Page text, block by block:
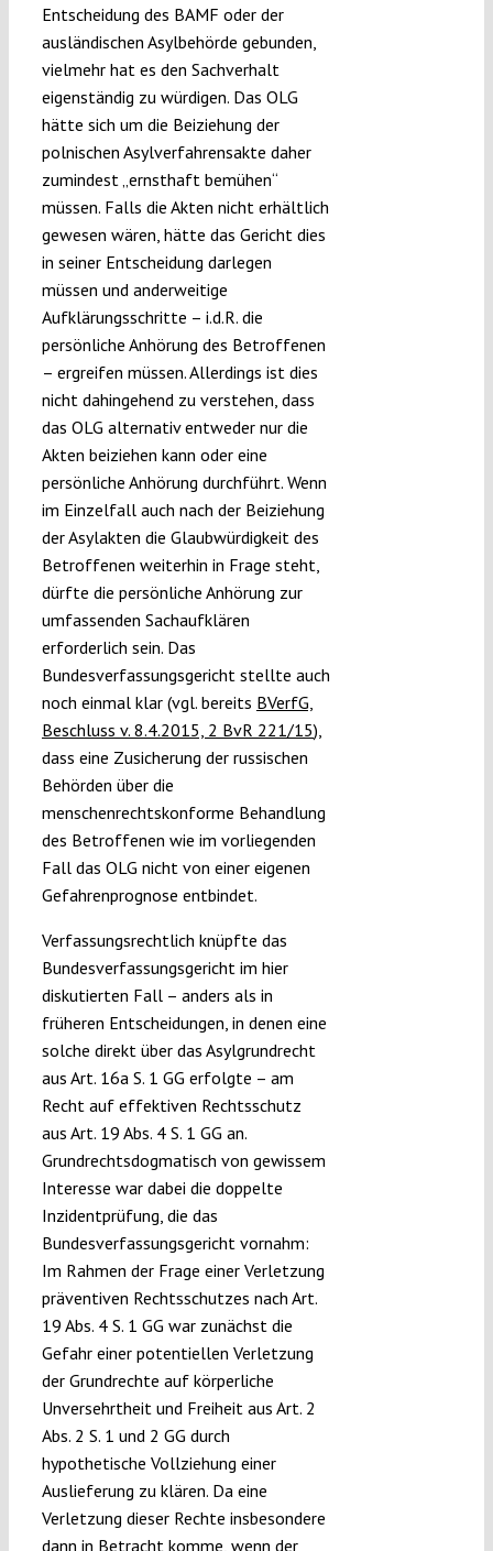
Entscheidung des BAMF oder der
ausländischen Asylbehörde gebunden,
vielmehr hat es den Sachverhalt
eigenständig zu würdigen. Das OLG
hätte sich um die Beiziehung der
polnischen Asylverfahrensakte daher
zumindest „ernsthaft bemühen“
müssen. Falls die Akten nicht erhältlich
gewesen wären, hätte das Gericht dies
in seiner Entscheidung darlegen
müssen und anderweitige
Aufklärungsschritte – i.d.R. die
persönliche Anhörung des Betroffenen
– ergreifen müssen. Allerdings ist dies
nicht dahingehend zu verstehen, dass
das OLG alternativ entweder nur die
Akten beiziehen kann oder eine
persönliche Anhörung durchführt. Wenn
im Einzelfall auch nach der Beiziehung
der Asylakten die Glaubwürdigkeit des
Betroffenen weiterhin in Frage steht,
dürfte die persönliche Anhörung zur
umfassenden Sachaufklären
erforderlich sein. Das
Bundesverfassungsgericht stellte auch
noch einmal klar (vgl. bereits BVerfG,
Beschluss v. 8.4.2015, 2 BvR 221/15),
dass eine Zusicherung der russischen
Behörden über die
menschenrechtskonforme Behandlung
des Betroffenen wie im vorliegenden
Fall das OLG nicht von einer eigenen
Gefahrenprognose entbindet.
Verfassungsrechtlich knüpfte das
Bundesverfassungsgericht im hier
diskutierten Fall – anders als in
früheren Entscheidungen, in denen eine
solche direkt über das Asylgrundrecht
aus Art. 16a S. 1 GG erfolgte – am
Recht auf effektiven Rechtsschutz
aus Art. 19 Abs. 4 S. 1 GG an.
Grundrechtsdogmatisch von gewissem
Interesse war dabei die doppelte
Inzidentprüfung, die das
Bundesverfassungsgericht vornahm:
Im Rahmen der Frage einer Verletzung
präventiven Rechtsschutzes nach Art.
19 Abs. 4 S. 1 GG war zunächst die
Gefahr einer potentiellen Verletzung
der Grundrechte auf körperliche
Unversehrtheit und Freiheit aus Art. 2
Abs. 2 S. 1 und 2 GG durch
hypothetische Vollziehung einer
Auslieferung zu klären. Da eine
Verletzung dieser Rechte insbesondere
dann in Betracht komme, wenn der